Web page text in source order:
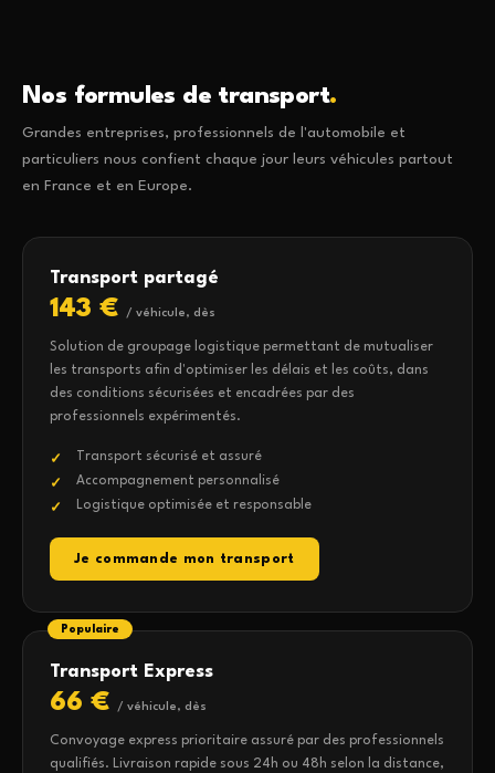
Nos formules de transport.
Grandes entreprises, professionnels de l'automobile et
particuliers nous confient chaque jour leurs véhicules partout
en France et en Europe.
Transport partagé
143 € / véhicule, dès
Solution de groupage logistique permettant de mutualiser
les transports afin d'optimiser les délais et les coûts, dans
des conditions sécurisées et encadrées par des
professionnels expérimentés.
Transport sécurisé et assuré
Accompagnement personnalisé
Logistique optimisée et responsable
Je commande mon transport
Populaire
Transport Express
66 € / véhicule, dès
Convoyage express prioritaire assuré par des professionnels
qualifiés. Livraison rapide sous 24h ou 48h selon la distance,